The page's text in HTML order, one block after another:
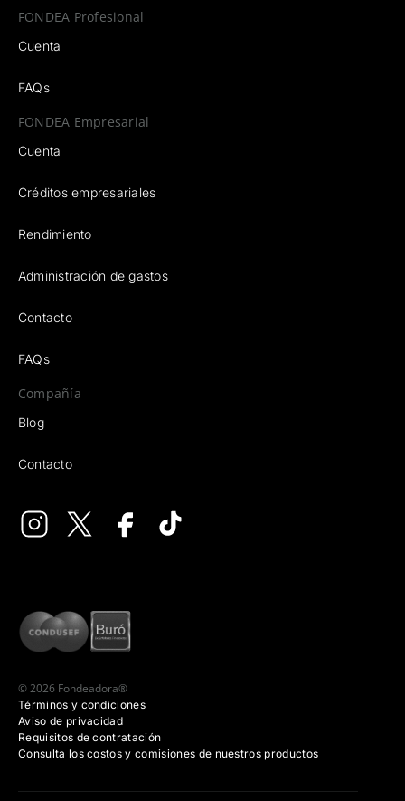
FONDEA Profesional
Cuenta
FAQs
FONDEA Empresarial
Cuenta
Créditos empresariales
Rendimiento
Administración de gastos
Contacto
FAQs
Compañía
Blog
Contacto
© 2026 Fondeadora®
Términos y condiciones
Aviso de privacidad
Requisitos de contratación
Consulta los costos y comisiones de nuestros productos